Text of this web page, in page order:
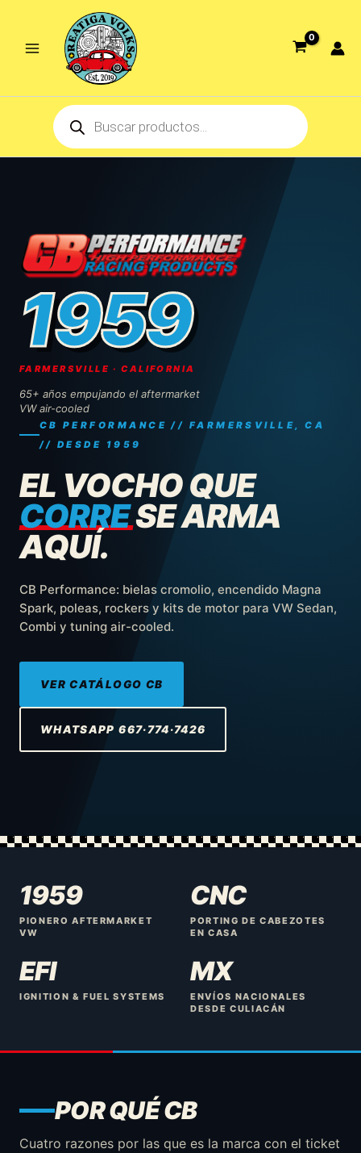
contenido
Products
search
CB PERFORMANCE // FARMERSVILLE, CA
// DESDE 1959
EL VOCHO QUE
CORRESE ARMA
AQUÍ.
CB Performance: bielas cromolio, encendido Magna
Spark, poleas, rockers y kits de motor para VW Sedan,
Combi y tuning air-cooled.
VER CATÁLOGO CB
WHATSAPP 667·774·7426
1959
FARMERSVILLE · CALIFORNIA
65+ años empujando el aftermarket
VW air-cooled
1959
PIONERO AFTERMARKET
VW
CNC
PORTING DE CABEZOTES
EN CASA
EFI
IGNITION & FUEL SYSTEMS
MX
ENVÍOS NACIONALES
DESDE CULIACÁN
POR QUÉ CB
Cuatro razones por las que es la marca con el ticket